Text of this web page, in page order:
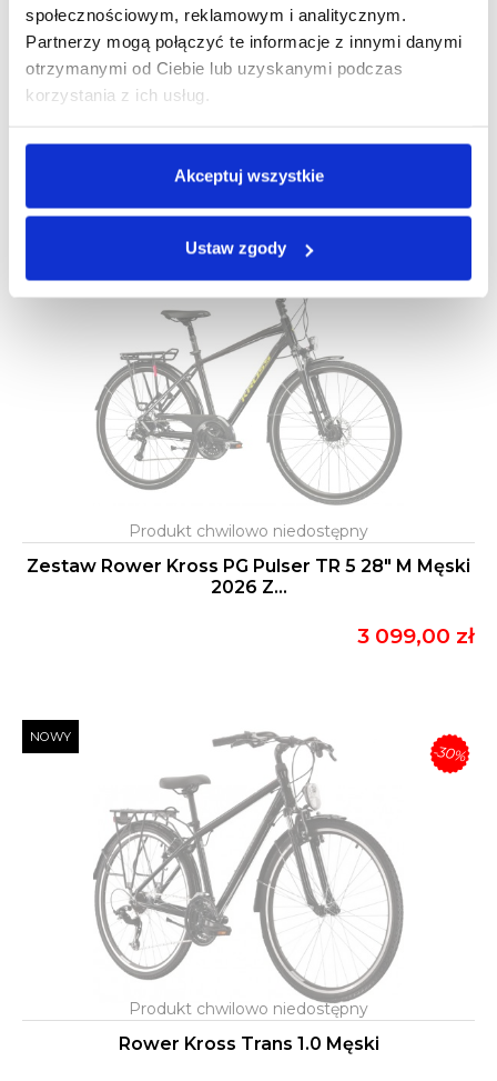
społecznościowym, reklamowym i analitycznym.
Partnerzy mogą połączyć te informacje z innymi danymi
otrzymanymi od Ciebie lub uzyskanymi podczas
korzystania z ich usług.
Akceptuj wszystkie
Ustaw zgody
Rower Kross TRANS 8.0 Męski 2023
Najniższa cena:
Zestaw Rower Kross PG Pulser TR 5 28" M Męski
2026 Z...
3 099,00 zł
Rower Kross Trans 1.0 Męski
NOWY
-30%